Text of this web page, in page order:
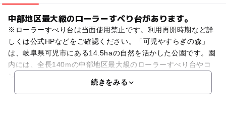
中部地区最大級のローラーすべり台があります。
※ローラーすべり台は当面使用禁止です。利用再開時期など詳
しくは公式HPなどをご確認ください。「可児やすらぎの森」
は、岐阜県可児市にある14.5haの自然を活かした公園です。園
内には、全長140mの中部地区最大級のローラーすべり台やコ
続きをみる